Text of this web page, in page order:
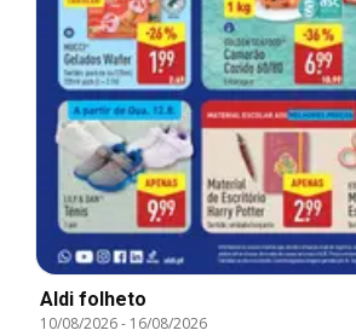
Aldi folheto
10/08/2026- 16/08/2026